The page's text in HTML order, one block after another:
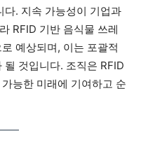
다. 지속 가능성이 기업과
RFID 기반 음식물 쓰레
예상되며, 이는 포괄적
것입니다. 조직은 RFID
능한 미래에 기여하고 순